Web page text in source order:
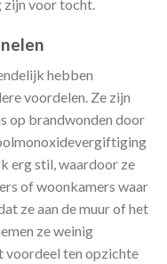
zijn voor tocht.
hebben
voordelen. Ze zijn
op brandwonden door
erg stil, waardoor ze
of woonkamers waar
ze aan de muur of het
ze weinig
voordeel ten opzichte